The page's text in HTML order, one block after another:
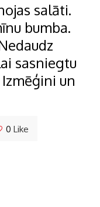
salāti.
bumba.
sasniegtu
un
0 Like